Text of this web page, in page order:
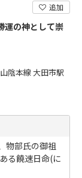
追加
運の神として崇
陰本線 大田市駅
物部氏の御祖
る饒速日命(に